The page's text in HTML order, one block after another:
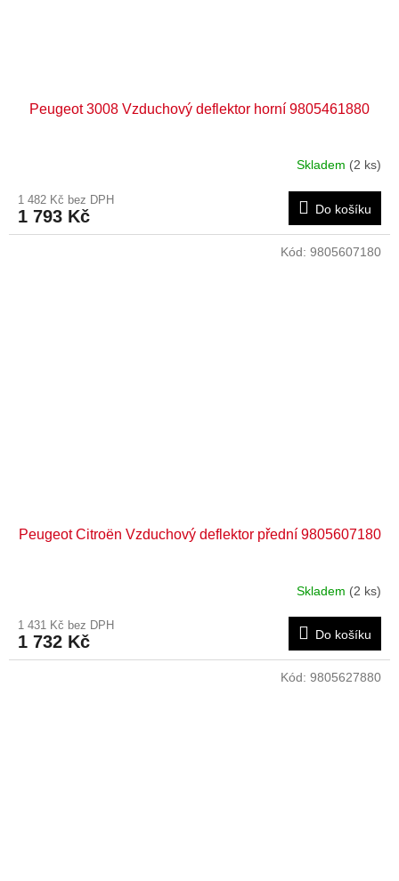
Peugeot 3008 Vzduchový deflektor horní 9805461880
Skladem (2 ks)
1 482 Kč bez DPH
1 793 Kč Do košíku
Peugeot Citroën Vzduchový deflektor přední 9805607180
Skladem (2 ks)
1 431 Kč bez DPH
1 732 Kč Do košíku
Kód: 9805607180
Kód: 9805627880